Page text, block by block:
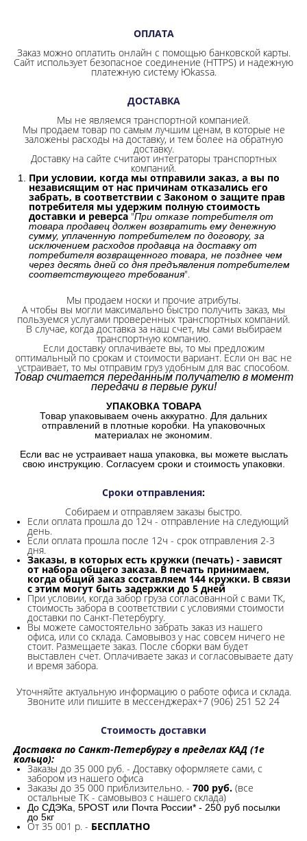
ОПЛАТА
Заказ можно оплатить онлайн с помощью банковской карты.
Сайт использует безопасное соединение (HTTPS) и надежную
платежную систему Юkassa.
ДОСТАВКА
Мы не являемся транспортной компанией.
Мы продаем товар по самым лучшим ценам, в которые не
заложены расходы на доставку, и тем более на обратную
доставку.
Доставку на сайте считают интеграторы транспортных
компаний.
При условии, когда мы отправили заказ, а вы по
независящим от нас причинам отказались его
забрать, в соответствии с Законом о защите прав
потребителя мы удержим полную стоимость
доставки и реверса "При отказе потребителя от
товара продавец должен возвратить ему денежную
сумму, уплаченную потребителем по договору, за
исключением расходов продавца на доставку от
потребителя возвращенного товара, не позднее чем
через десять дней со дня предъявления потребителем
соответствующего требования".
Мы продаем носки и прочие атрибуты.
А чтобы вы могли максимально быстро получить заказ, мы
пользуемся услугами проверенных транспортных компаний.
В случае, когда доставка за наш счет, мы сами выбираем
транспортную компанию.
Если доставку оплачиваете вы, то мы предложим
оптимальный по срокам и стоимости вариант. Если он вас не
устраивает, то мы отправим груз удобным для вас способом.
Товар считается переданным получателю в момент
передачи в первые руки!
УПАКОВКА ТОВАРА
Товар упаковываем очень аккуратно. Для дальних
отправлений в плотные коробки. На упаковочных
материалах не экономим.
Если вас не устраивает наша упаковка, вы можете выслать
свою инструкцию. Согласуем сроки и стоимость упаковки.
Сроки отправления:
Собираем и отправляем заказы быстро.
Если оплата прошла до 12ч - отправление на следующий
день.
Если оплата прошла после 12ч - срок отправления 2-3
дня.
Заказы, в которых есть кружки (печать) - зависят
от набора общего заказа. В печать принимаем,
когда общий заказ составляем 144 кружки. В связи
с этим могут быть задержки до 5 дней
При условии, когда забор груза согласованной с вами ТК,
стоимость забора в соответствии с условиями стоимости
доставки по Санкт-Петербургу.
Вы можете самостоятельно забрать заказ из нашего
офиса, или со склада. Самовывоз у нас совсем ничего не
стоит. Размещаете заказ. После сборки вам будет
выставлен счет. Оплачиваете заказ и согласовываете дату
и время забора.
Уточняйте актуальную информацию о работе офиса и склада.
Звоните или пишите в мессенджерах+7 (906) 251 52 24
Стоимость доставки
Доставка по Санкт-Петербургу в пределах КАД (1е
кольцо):
Заказы до 35 000 руб. - Доставку оформляете сами, с
забором из нашего офиса
Заказы до 35 000 приблизительно. - 700 руб. (все
остальные ТК - самовывоз с нашего склада)
До СДЭКа, 5POST или Почта России* - 250 руб посылки
до 5кг
От 35 001 р. - БЕСПЛАТНО